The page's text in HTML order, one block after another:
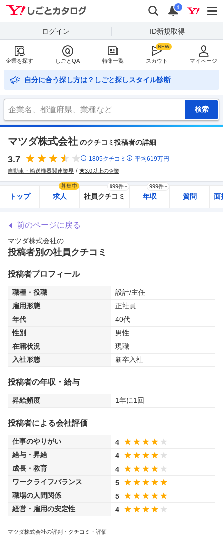
検索
通知
i
ログイン ID新規取得
企業を探す しごとQA 特集一覧 スカウト マイページ
自分に合う探し方は？しごと探しスタイル診断
マツダ株式会社 のクチコミ投稿者の詳細
3.7 1805クチコミ 平均619万円
自動車・輸送機器関連業界 3.0以上の企業
トップ 求人
募集中
社員クチコミ
999件~
年収
999件~
質問 面
前のページに戻る
マツダ株式会社の
投稿者別の社員クチコミ
投稿者プロフィール
職種・役職
設計/主任
雇用形態
正社員
年代
40代
性別
男性
在籍状況
現職
入社形態
新卒入社
投稿者の年収・給与
昇給頻度 1年に1回
投稿者による会社評価
仕事のやりがい
4
給与・昇給
4
成長・教育
4
ワークライフバランス
5
職場の人間関係
5
経営・雇用の安定性
4
マツダ株式会社の評判・クチコミ・評価